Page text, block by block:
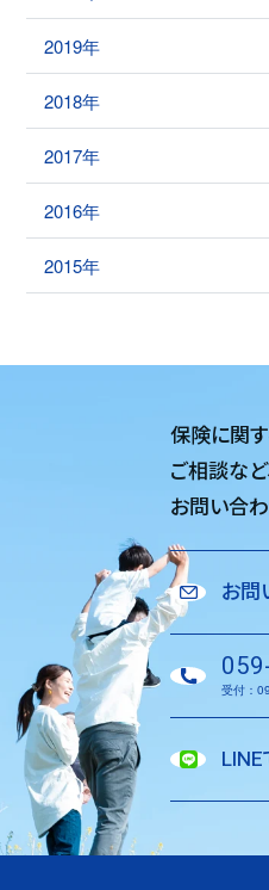
2019年
2018年
2017年
2016年
2015年
保険に関
ご相談など
お問い合わ
お問
受付：